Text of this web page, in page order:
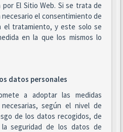
El Sitio Web. Si se trata de
necesario el consentimiento de
el tratamiento, y este solo se
en la que los mismos lo
datos personales
a adoptar las medidas
según el nivel de
de los datos recogidos, de
seguridad de los datos de